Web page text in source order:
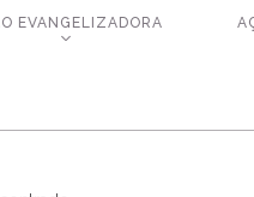
EVANGELIZADORA